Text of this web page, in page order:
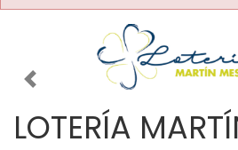
Imagen anterior
LOTERÍA